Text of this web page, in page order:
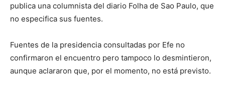
publica una columnista del diario Folha de Sao Paulo, que
no especifica sus fuentes.
Fuentes de la presidencia consultadas por Efe no
confirmaron el encuentro pero tampoco lo desmintieron,
aunque aclararon que, por el momento, no está previsto.